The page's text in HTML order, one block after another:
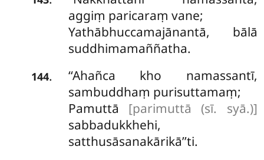
aggiṃ paricaraṃ vane;
Yathābhuccamajānantā, bālā
suddhimamaññatha.
144.
‘‘Ahañca kho namassantī,
sambuddhaṃ purisuttamaṃ;
Pamuttā [parimuttā (sī. syā.)]
sabbadukkhehi,
satthusāsanakārikā’’ti.